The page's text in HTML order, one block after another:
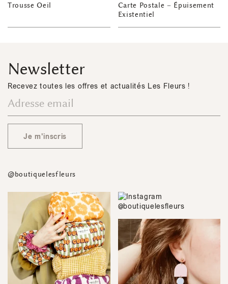
Trousse Oeil
Carte Postale – Épuisement
Existentiel
Newsletter
Recevez toutes les offres et actualités Les Fleurs !
Je m'inscris
@boutiquelesfleurs